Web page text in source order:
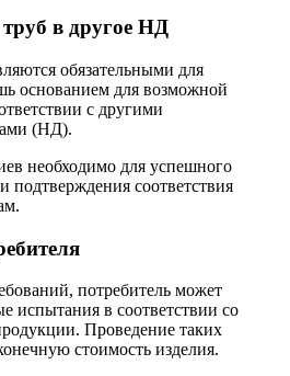
труб в другое НД
обязательными для
основанием для возможной
с другими
(НД).
необходимо для успешного
соответствия
потребитель может
испытания в соответствии со
Проведение таких
стоимость изделия.